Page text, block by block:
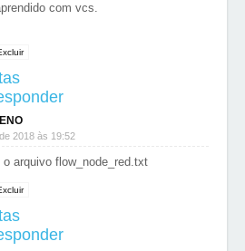
com vcs.
2018 às 19:52
o arquivo flow_node_red.txt